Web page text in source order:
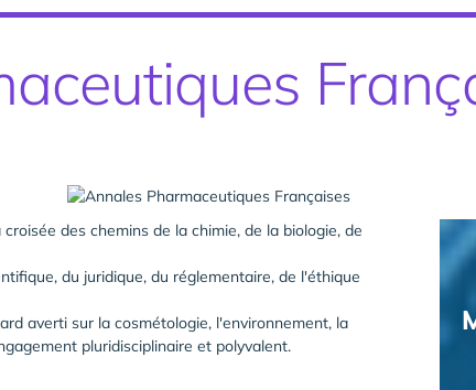
des chemins de la chimie, de la biologie, de
du juridique, du réglementaire, de l'éthique
averti sur la cosmétologie, l'environnement, la
pluridisciplinaire et polyvalent.